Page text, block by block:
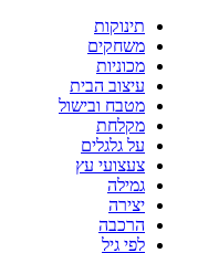
תינוקות
משחקים
מכוניות
עיצוב הבית
מטבח ובישול
מקלחת
על גלגלים
צעצועי עץ
גמילה
יצירה
הרכבה
לפי גיל